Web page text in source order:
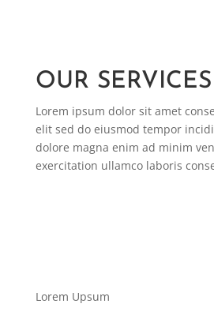
OUR SERVICES
Lorem ipsum dolor sit amet
elit sed do eiusmod tempor
dolore magna enim ad minim
exercitation ullamco laboris
Lorem Upsum